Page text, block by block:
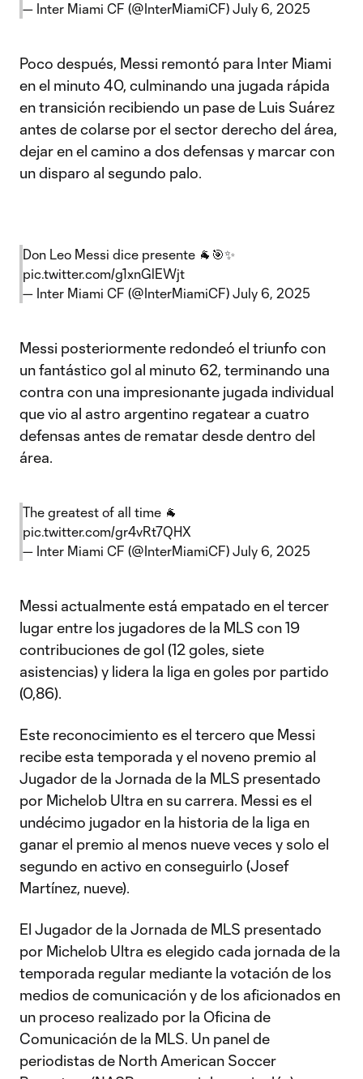
— Inter Miami CF (@InterMiamiCF) July 6, 2025
Poco después, Messi remontó para Inter Miami
en el minuto 40, culminando una jugada rápida
en transición recibiendo un pase de Luis Suárez
antes de colarse por el sector derecho del área,
dejar en el camino a dos defensas y marcar con
un disparo al segundo palo.
Don Leo Messi dice presente 🐐🎯✨
pic.twitter.com/g1xnGlEWjt
— Inter Miami CF (@InterMiamiCF) July 6, 2025
Messi posteriormente redondeó el triunfo con
un fantástico gol al minuto 62, terminando una
contra con una impresionante jugada individual
que vio al astro argentino regatear a cuatro
defensas antes de rematar desde dentro del
área.
The greatest of all time 🐐
pic.twitter.com/gr4vRt7QHX
— Inter Miami CF (@InterMiamiCF) July 6, 2025
Messi actualmente está empatado en el tercer
lugar entre los jugadores de la MLS con 19
contribuciones de gol (12 goles, siete
asistencias) y lidera la liga en goles por partido
(0,86).
Este reconocimiento es el tercero que Messi
recibe esta temporada y el noveno premio al
Jugador de la Jornada de la MLS presentado
por Michelob Ultra en su carrera. Messi es el
undécimo jugador en la historia de la liga en
ganar el premio al menos nueve veces y solo el
segundo en activo en conseguirlo (Josef
Martínez, nueve).
El Jugador de la Jornada de MLS presentado
por Michelob Ultra es elegido cada jornada de la
temporada regular mediante la votación de los
medios de comunicación y de los aficionados en
un proceso realizado por la Oficina de
Comunicación de la MLS. Un panel de
periodistas de North American Soccer